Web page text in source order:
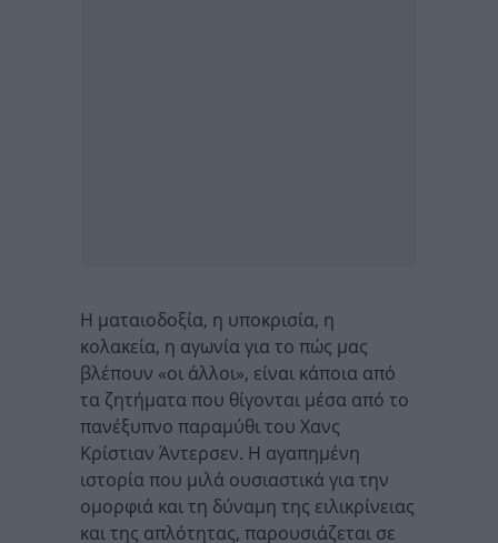
Η ματαιοδοξία, η υποκρισία, η
κολακεία, η αγωνία για το πώς μας
βλέπουν «οι άλλοι», είναι κάποια από
τα ζητήματα που θίγονται μέσα από το
πανέξυπνο παραμύθι του Χανς
Κρίστιαν Άντερσεν. Η αγαπημένη
ιστορία που μιλά ουσιαστικά για την
ομορφιά και τη δύναμη της ειλικρίνειας
και της απλότητας, παρουσιάζεται σε